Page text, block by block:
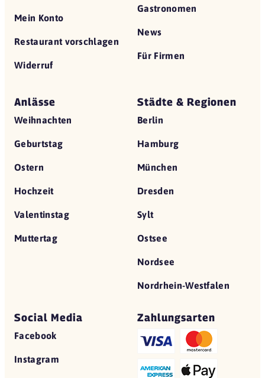
Mein Konto
Restaurant vorschlagen
Widerruf
Gastronomen
News
Für Firmen
Anlässe
Weihnachten
Geburtstag
Ostern
Hochzeit
Valentinstag
Muttertag
Städte & Regionen
Berlin
Hamburg
München
Dresden
Sylt
Ostsee
Nordsee
Nordrhein-Westfalen
Social Media
Facebook
Instagram
Zahlungsarten